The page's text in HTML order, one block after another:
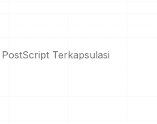
Terkapsulasi